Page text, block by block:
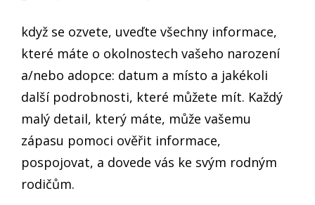
když se ozvete, uveďte všechny informace,
které máte o okolnostech vašeho narození
a/nebo adopce: datum a místo a jakékoli
další podrobnosti, které můžete mít. Každý
malý detail, který máte, může vašemu
zápasu pomoci ověřit informace,
pospojovat, a dovede vás ke svým rodným
rodičům.